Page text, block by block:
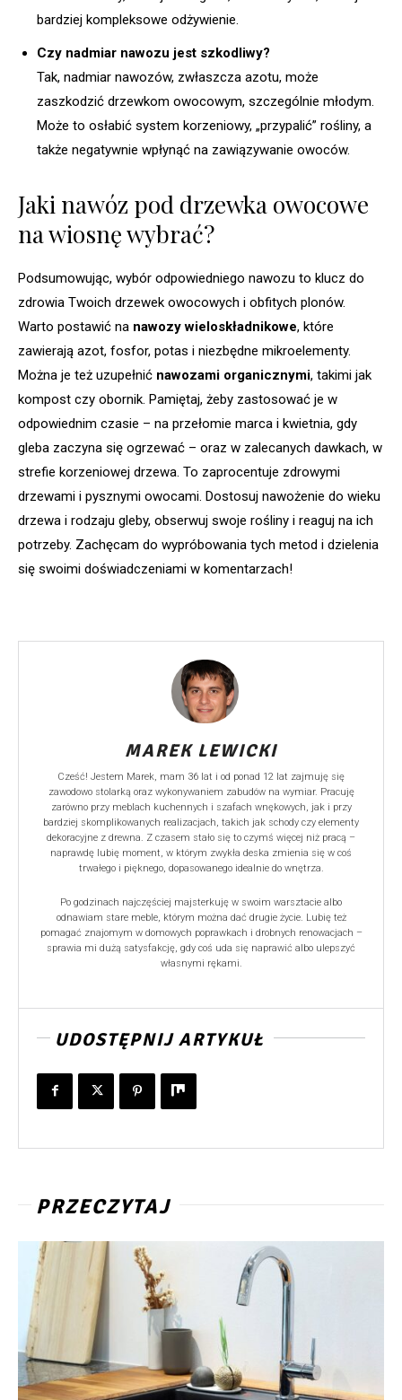
bardziej kompleksowe odżywienie.
Czy nadmiar nawozu jest szkodliwy?
Tak, nadmiar nawozów, zwłaszcza azotu, może
zaszkodzić drzewkom owocowym, szczególnie młodym.
Może to osłabić system korzeniowy, „przypalić” rośliny, a
także negatywnie wpłynąć na zawiązywanie owoców.
Jaki nawóz pod drzewka owocowe
na wiosnę wybrać?
Podsumowując, wybór odpowiedniego nawozu to klucz do
zdrowia Twoich drzewek owocowych i obfitych plonów.
Warto postawić na nawozy wieloskładnikowe, które
zawierają azot, fosfor, potas i niezbędne mikroelementy.
Można je też uzupełnić nawozami organicznymi, takimi jak
kompost czy obornik. Pamiętaj, żeby zastosować je w
odpowiednim czasie – na przełomie marca i kwietnia, gdy
gleba zaczyna się ogrzewać – oraz w zalecanych dawkach, w
strefie korzeniowej drzewa. To zaprocentuje zdrowymi
drzewami i pysznymi owocami. Dostosuj nawożenie do wieku
drzewa i rodzaju gleby, obserwuj swoje rośliny i reaguj na ich
potrzeby. Zachęcam do wypróbowania tych metod i dzielenia
się swoimi doświadczeniami w komentarzach!
MAREK LEWICKI
Cześć! Jestem Marek, mam 36 lat i od ponad 12 lat zajmuję się
zawodowo stolarką oraz wykonywaniem zabudów na wymiar. Pracuję
zarówno przy meblach kuchennych i szafach wnękowych, jak i przy
bardziej skomplikowanych realizacjach, takich jak schody czy elementy
dekoracyjne z drewna. Z czasem stało się to czymś więcej niż pracą –
naprawdę lubię moment, w którym zwykła deska zmienia się w coś
trwałego i pięknego, dopasowanego idealnie do wnętrza.
Po godzinach najczęściej majsterkuję w swoim warsztacie albo
odnawiam stare meble, którym można dać drugie życie. Lubię też
pomagać znajomym w domowych poprawkach i drobnych renowacjach –
sprawia mi dużą satysfakcję, gdy coś uda się naprawić albo ulepszyć
własnymi rękami.
UDOSTĘPNIJ ARTYKUŁ
PRZECZYTAJ